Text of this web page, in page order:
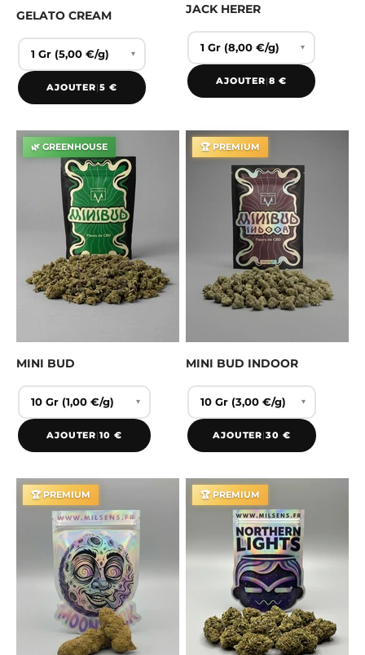
GELATO CREAM
▾
AJOUTER|5 €
JACK HERER
▾
AJOUTER|8 €
🌿 GREENHOUSE
MINI BUD
▾
AJOUTER|10 €
🏆 PREMIUM
MINI BUD INDOOR
▾
AJOUTER|30 €
🏆 PREMIUM 🏆 PREMIUM